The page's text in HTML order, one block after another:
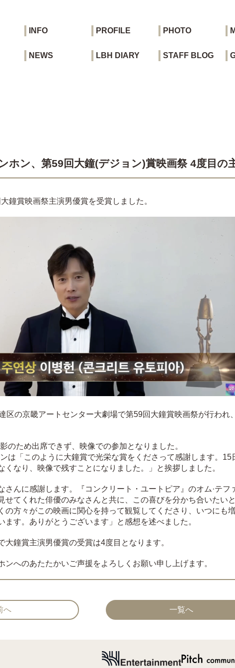
INFO PROFILE PHOTO
NEWS LBH DIARY STAFF BLOG
ホン、第59回大鐘(デジョン)賞映画祭 4度目の
鐘賞映画祭主演男優賞を受賞しました。
区の京畿アートセンター大劇場で第59回大鐘賞映画祭が行わ
のため出席できず、映像での参加となりました。
は「このように大鐘賞で光栄な賞をくださって感謝します。
くなり、映像で残すことになりました。」と挨拶しました。
さんに感謝します。『コンクリート・ユートピア』のオム·テ
せてくれた俳優のみなさんと共に、この喜びを分かち合いたい
の方々がこの映画に関心を持って観覧してくださり、いつにも
ます。ありがとうございます」と感想を述べました。
大鐘賞主演男優賞の受賞は4度目となります。
ンへのあたたかいご声援をよろしくお願い申し上げます。
へ 一覧へ